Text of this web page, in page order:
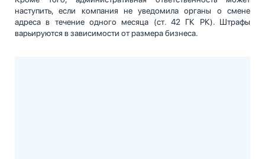
наступить, если компания не уведомила органы о смене
адреса в течение одного месяца (ст. 42 ГК РК). Штрафы
варьируются в зависимости от размера бизнеса.